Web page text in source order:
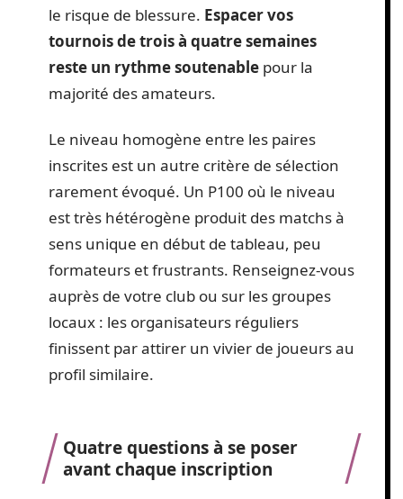
le risque de blessure. Espacer vos
tournois de trois à quatre semaines
reste un rythme soutenable pour la
majorité des amateurs.
Le niveau homogène entre les paires
inscrites est un autre critère de sélection
rarement évoqué. Un P100 où le niveau
est très hétérogène produit des matchs à
sens unique en début de tableau, peu
formateurs et frustrants. Renseignez-vous
auprès de votre club ou sur les groupes
locaux : les organisateurs réguliers
finissent par attirer un vivier de joueurs au
profil similaire.
Quatre questions à se poser
avant chaque inscription